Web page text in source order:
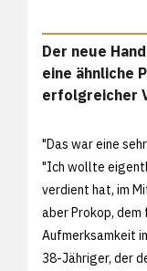
Der neue
eine ähnliche
erfolgreicher
"Das war eine
"Ich wollte
verdient hat, im
aber Prokop,
Aufmerksamkeit
38-Jähriger, der